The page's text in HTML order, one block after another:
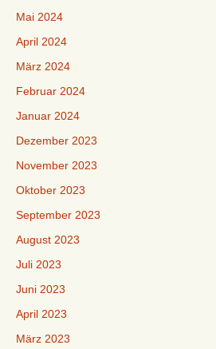
Mai 2024
April 2024
März 2024
Februar 2024
Januar 2024
Dezember 2023
November 2023
Oktober 2023
September 2023
August 2023
Juli 2023
Juni 2023
April 2023
März 2023